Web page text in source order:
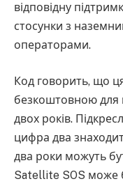
відповідну
стосунки з
операторами.
Код говорить, що
безкоштовною для
двох років.
цифра два
два роки можуть
Satellite SOS може